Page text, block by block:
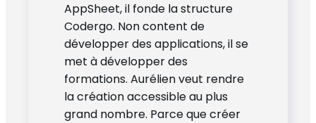
AppSheet, il fonde la structure
Codergo. Non content de
développer des applications, il se
met à développer des
formations. Aurélien veut rendre
la création accessible au plus
grand nombre. Parce que créer